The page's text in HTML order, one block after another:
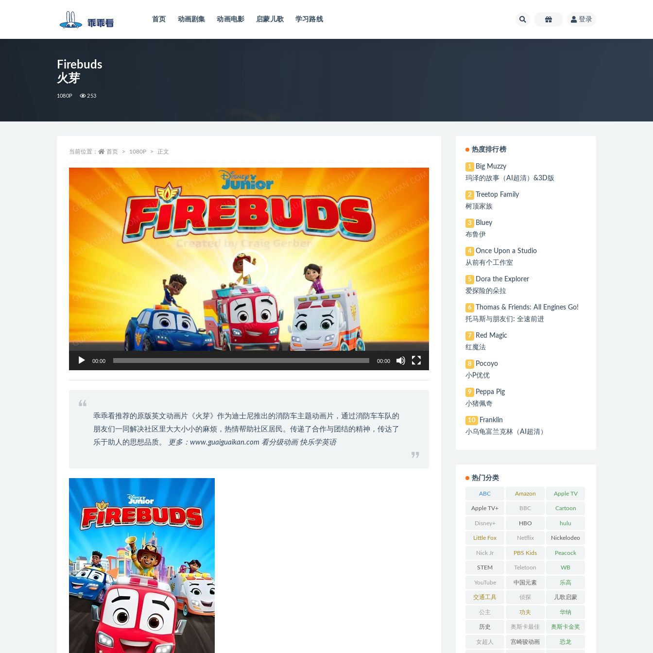
首页 动画剧集 动画电影 启蒙儿歌 学习路线 登录
Firebuds
火芽
1080P 253
当前位置： 首页 1080P 正文
频
放
00:00 00:00
乖乖看推荐的原版英文动画片《火芽》作为迪士尼推出的消防车主题动画片，通过消防车车队的
朋友们一同解决社区里大大小小的麻烦，热情帮助社区居民。传递了合作与团结的精神，传达了
乐于助人的思想品质。
更多：www.guaiguaikan.com 看分级动画 快乐学英语
热度排行榜
1
Big Muzzy
玛泽的故事（AI超清）&3D版
2
Treetop Family
树顶家族
3
Bluey
布鲁伊
4
Once Upon a Studio
从前有个工作室
5
Dora the Explorer
爱探险的朵拉
6
Thomas & Friends: All Engines Go!
托马斯与朋友们: 全速前进
7
Red Magic
红魔法
8
Pocoyo
小P优优
9
Peppa Pig
小猪佩奇
10
Franklin
小乌龟富兰克林（AI超清）
热门分类
ABC Amazon
Prime
Apple TV
Apple TV+ BBC Cartoon
Network
Disney+ HBO hulu
Little Fox Netflix Nickelodeo
n
Nick Jr PBS Kids Peacock
STEM Teletoon WB
YouTube 中国元素 乐高
交通工具 侦探 儿歌启蒙
公主 功夫 华纳
历史 奥斯卡最佳
动画
奥斯卡金奖
女超人 宫崎骏动画 恐龙